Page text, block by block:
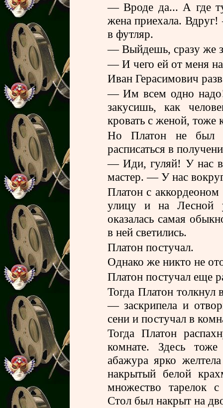
— Вроде да... А где
жена приехала.
в футляр.
— Выйдешь, сразу же
— И чего ей от меня
Иван Герасимович
— Им всем одно надо!
закусишь, как
кровать с женой, тоже
Но Платон не был
расписаться в
— Иди, гуляй! У нас
мастер. — У нас
Платон с
улицу и на Лесной
оказалась самая
в ней светились.
Платон постучал.
Однако же никто не
Платон постучал еще
Тогда Платон толкнул
— заскрипела и
сени и постучал в
Тогда Платон
комнате. Здесь
абажура ярко
накрытый белой
множество тарелок
Стол был накрыт на